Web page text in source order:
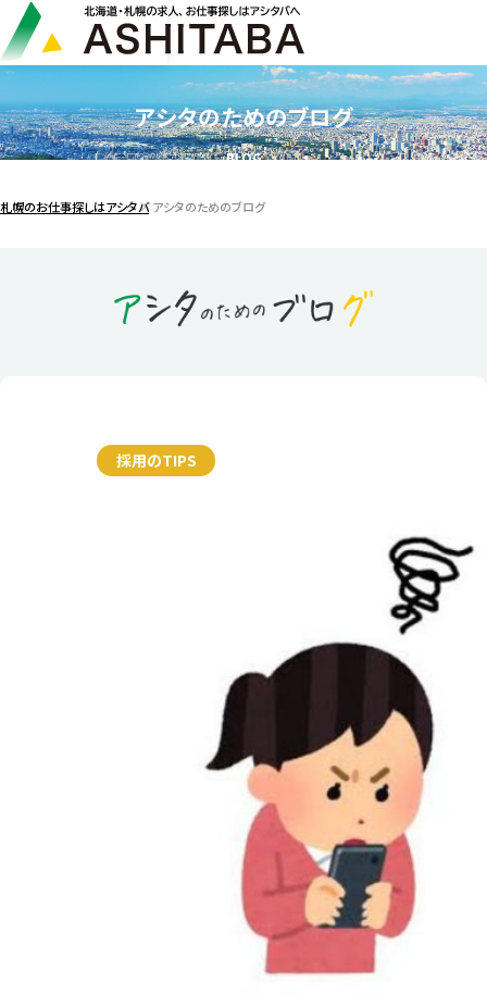
アシタのためのブログ
BLOG
札幌のお仕事探しはアシタバ アシタのためのブログ
採用のTIPS